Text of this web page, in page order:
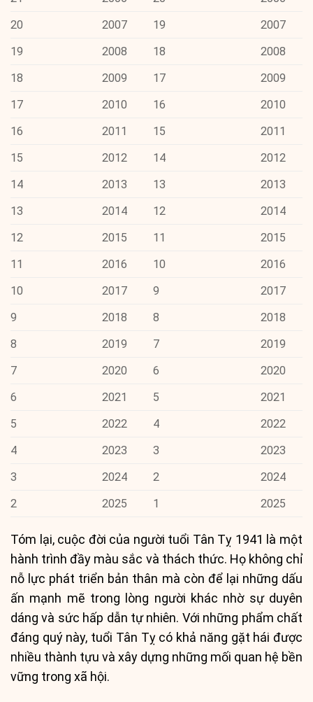
20
2007 19
2007
19
2008 18
2008
18
2009 17
2009
17
2010 16
2010
16
2011 15
2011
15
2012 14
2012
14
2013 13
2013
13
2014 12
2014
12
2015 11
2015
11
2016 10
2016
10
2017 9
2017
9
2018 8
2018
8
2019 7
2019
7
2020 6
2020
6
2021 5
2021
5
2022 4
2022
4
2023 3
2023
3
2024 2
2024
2
2025 1 2025
Tóm lại, cuộc đời của người tuổi Tân Tỵ 1941 là một
hành trình đầy màu sắc và thách thức. Họ không chỉ
nỗ lực phát triển bản thân mà còn để lại những dấu
ấn mạnh mẽ trong lòng người khác nhờ sự duyên
dáng và sức hấp dẫn tự nhiên. Với những phẩm chất
đáng quý này, tuổi Tân Tỵ có khả năng gặt hái được
nhiều thành tựu và xây dựng những mối quan hệ bền
vững trong xã hội.